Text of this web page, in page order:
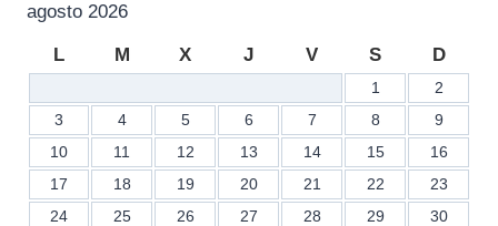
agosto 2026
L M X J V S D
1
2
3
4 5 6 7 8
9
10
11 12 13 14 15
16
17
18 19 20 21 22
23
24
25 26 27 28 29
30